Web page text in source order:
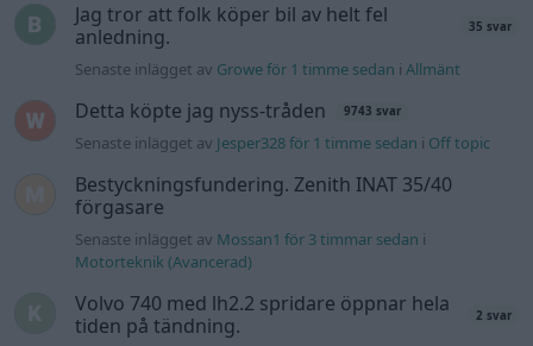
Jag tror att folk köper bil av helt fel
anledning.
35 svar
Senaste inlägget av Growe för 1 timme sedan iAllmänt
Detta köpte jag nyss-tråden 9743 svar
Senaste inlägget av Jesper328 för 1 timme sedan i Off topic
Bestyckningsfundering. Zenith INAT 35/40
förgasare
Senaste inlägget av Mossan1 för 3 timmar sedan i
Motorteknik (Avancerad)
Volvo 740 med lh2.2 spridare öppnar hela
tiden på tändning.
2 svar